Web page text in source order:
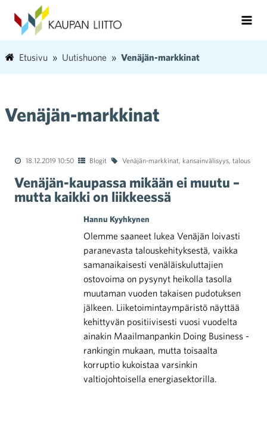
Etusivu Uutishuone Venäjän-markkinat
Venäjän-markkinat
18.12.2019 10:50 Blogit Venäjän-markkinat, kansainvälisyys, talous
Venäjän-kaupassa mikään ei muutu –
mutta kaikki on liikkeessä
Hannu Kyyhkynen
Olemme saaneet lukea Venäjän loivasti
paranevasta talouskehityksestä, vaikka
samanaikaisesti venäläiskuluttajien
ostovoima on pysynyt heikolla tasolla
muutaman vuoden takaisen pudotuksen
jälkeen. Liiketoimintaympäristö näyttää
kehittyvän positiivisesti vuosi vuodelta
ainakin Maailmanpankin Doing Business -
rankingin mukaan, mutta toisaalta
korruptio kukoistaa varsinkin
valtiojohtoisella energiasektorilla.